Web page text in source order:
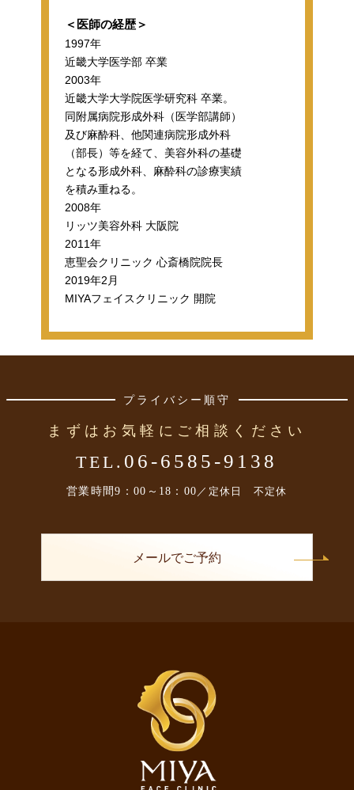
＜医師の経歴＞
1997年
近畿大学医学部 卒業
2003年
近畿大学大学院医学研究科 卒業。
同附属病院形成外科（医学部講師）
及び麻酔科、他関連病院形成外科
（部長）等を経て、美容外科の基礎
となる形成外科、麻酔科の診療実績
を積み重ねる。
2008年
リッツ美容外科 大阪院
2011年
恵聖会クリニック 心斎橋院院長
2019年2月
MIYAフェイスクリニック 開院
プライバシー順守
まずはお気軽にご相談ください
TEL. 06-6585-9138
営業時間9：00～18：00 ／定休日 不定休
メールでご予約